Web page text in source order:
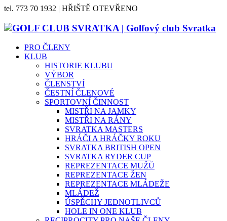
tel. 773 70 1932 | HŘIŠTĚ OTEVŘENO
PRO ČLENY
KLUB
HISTORIE KLUBU
VÝBOR
ČLENSTVÍ
ČESTNÍ ČLENOVÉ
SPORTOVNÍ ČINNOST
MISTŘI NA JAMKY
MISTŘI NA RÁNY
SVRATKA MASTERS
HRÁČI A HRÁČKY ROKU
SVRATKA BRITISH OPEN
SVRATKA RYDER CUP
REPREZENTACE MUŽŮ
REPREZENTACE ŽEN
REPREZENTACE MLÁDEŽE
MLÁDEŽ
ÚSPĚCHY JEDNOTLIVCŮ
HOLE IN ONE KLUB